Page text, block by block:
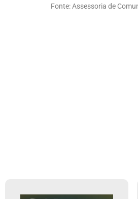
Fonte: Assessoria de